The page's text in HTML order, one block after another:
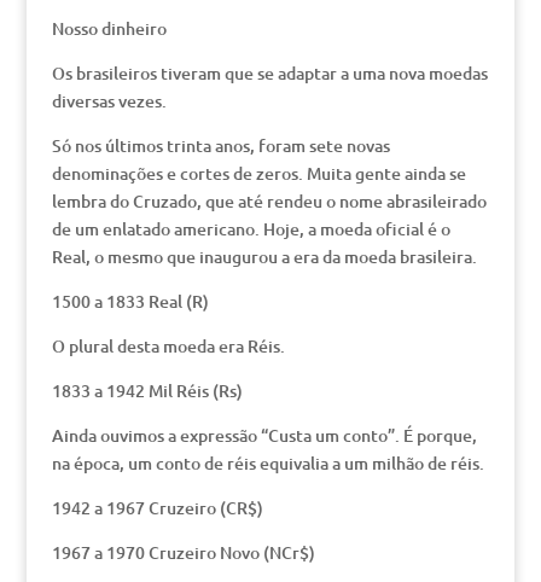
Nosso dinheiro
Os brasileiros tiveram que se adaptar a uma nova moedas
diversas vezes.
Só nos últimos trinta anos, foram sete novas
denominações e cortes de zeros. Muita gente ainda se
lembra do Cruzado, que até rendeu o nome abrasileirado
de um enlatado americano. Hoje, a moeda oficial é o
Real, o mesmo que inaugurou a era da moeda brasileira.
1500 a 1833 Real (R)
O plural desta moeda era Réis.
1833 a 1942 Mil Réis (Rs)
Ainda ouvimos a expressão “Custa um conto”. É porque,
na época, um conto de réis equivalia a um milhão de réis.
1942 a 1967 Cruzeiro (CR$)
1967 a 1970 Cruzeiro Novo (NCr$)